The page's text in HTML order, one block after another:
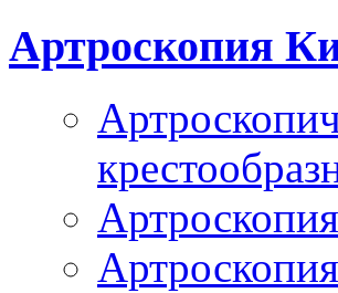
Артроскопия